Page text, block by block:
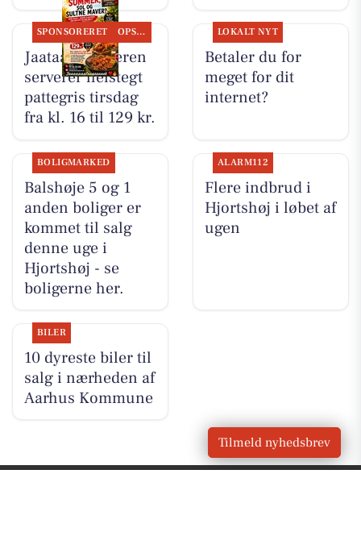
SPONSORERET OPSLAGSTAVLEN
Jaataak Slagteren
serverer helstegt
pattegris tirsdag
fra kl. 16 til 129 kr.
LOKALT NYT
Betaler du for
meget for dit
internet?
BOLIGMARKED
Balshøje 5 og 1
anden boliger er
kommet til salg
denne uge i
Hjortshøj - se
boligerne her.
ALARM112
Flere indbrud i
Hjortshøj i løbet af
ugen
BILER
10 dyreste biler til
salg i nærheden af
Aarhus Kommune
Tilmeld nyhedsbrev